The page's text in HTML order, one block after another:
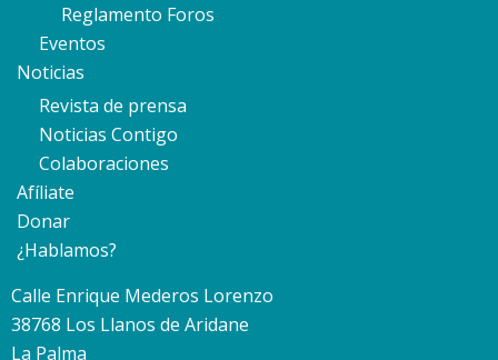
Reglamento Foros
Eventos
Noticias
Revista de prensa
Noticias Contigo
Colaboraciones
Afíliate
Donar
¿Hablamos?
Calle Enrique Mederos Lorenzo
38768 Los Llanos de Aridane
La Palma